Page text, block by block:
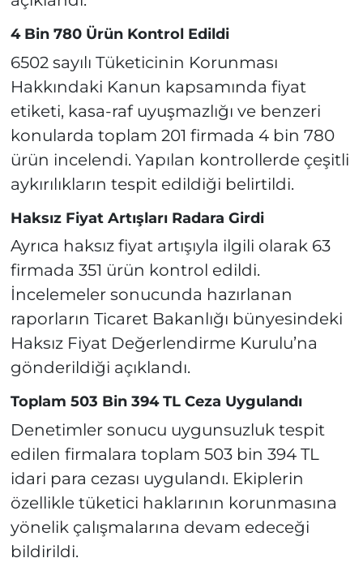
4 Bin 780 Ürün Kontrol Edildi
6502 sayılı Tüketicinin Korunması
Hakkındaki Kanun kapsamında fiyat
etiketi, kasa-raf uyuşmazlığı ve benzeri
konularda toplam 201 firmada 4 bin 780
ürün incelendi. Yapılan kontrollerde çeşitli
aykırılıkların tespit edildiği belirtildi.
Haksız Fiyat Artışları Radara Girdi
Ayrıca haksız fiyat artışıyla ilgili olarak 63
firmada 351 ürün kontrol edildi.
İncelemeler sonucunda hazırlanan
raporların Ticaret Bakanlığı bünyesindeki
Haksız Fiyat Değerlendirme Kurulu’na
gönderildiği açıklandı.
Toplam 503 Bin 394 TL Ceza Uygulandı
Denetimler sonucu uygunsuzluk tespit
edilen firmalara toplam 503 bin 394 TL
idari para cezası uygulandı. Ekiplerin
özellikle tüketici haklarının korunmasına
yönelik çalışmalarına devam edeceği
bildirildi.